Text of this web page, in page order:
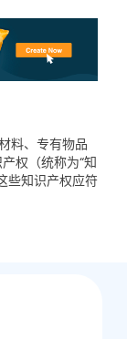
料、专有物品
权（统称为“知
些知识产权应符